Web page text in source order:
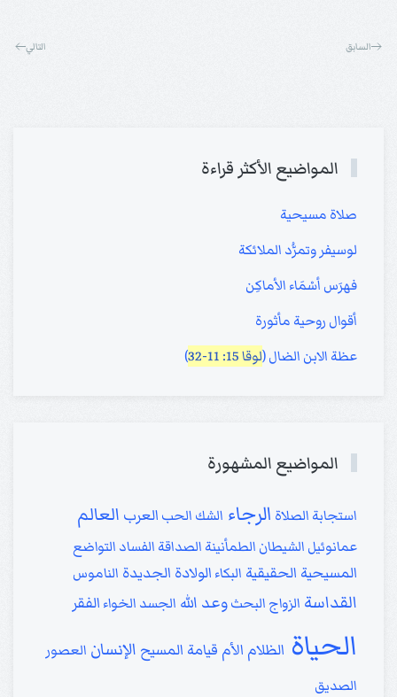
السابق التالي
المواضيع الأكثر قراءة
صلاة مسيحية
لوسيفر وتمرُّد الملائكة
فهرَس أسْمَاء الأماكِن
أقوال روحية مأثورة
عظة الابن الضال (لوقا 15: 11-32 )
المواضيع المشهورة
استجابة الصلاة الرجاء الشك الحب العرب العالم
عمانوئيل الشيطان الطمأنينة الصداقة الفساد التواضع
المسيحية الحقيقية البكاء الولادة الجديدة الناموس
القداسة الزواج البحثوعد الله الجسد الخواء الفقر
الحياة الظلام الأم قيامة المسيح الإنسان العصور
الصديق